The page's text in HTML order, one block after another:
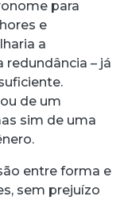
para
e
a
– já
de um
sim de uma
entre forma e
sem prejuízo